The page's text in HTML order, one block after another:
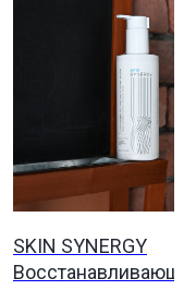
SKIN SYNERGY